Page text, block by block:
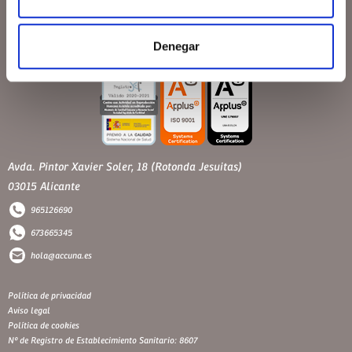
Denegar
Avda. Pintor Xavier Soler, 18 (Rotonda Jesuitas)
03015 Alicante
965126690
673665345
hola@accuna.es
Política de privacidad
Aviso legal
Política de cookies
Nº de Registro de Establecimiento Sanitario: 8607